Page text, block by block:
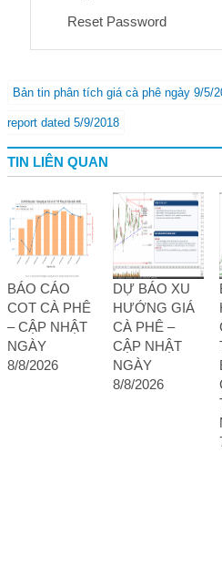
Reset Password
Bản tin phân tích giá cà phê ngày 9/5/
report dated 5/9/2018
TIN LIÊN QUAN
BÁO CÁO
COT CÀ PHÊ
– CẬP NHẬT
NGÀY
8/8/2026
DỰ BÁO XU
HƯỚNG GIÁ
CÀ PHÊ –
CẬP NHẬT
NGÀY
8/8/2026